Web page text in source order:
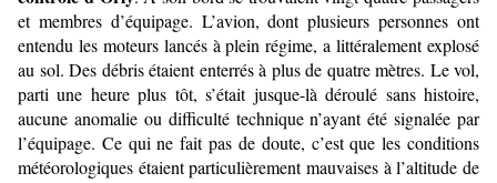
et membres d’équipage. L’avion, dont plusieurs personnes ont
entendu les moteurs lancés à plein régime, a littéralement explosé
au sol. Des débris étaient enterrés à plus de quatre mètres. Le vol,
parti une heure plus tôt, s’était jusque-là déroulé sans histoire,
aucune anomalie ou difficulté technique n’ayant été signalée par
l’équipage. Ce qui ne fait pas de doute, c’est que les conditions
météorologiques étaient particulièrement mauvaises à l’altitude de